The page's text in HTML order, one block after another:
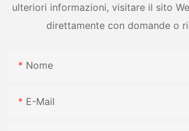
ulteriori informazioni, visitare il sito
direttamente con domande o
Nome
E-Mail